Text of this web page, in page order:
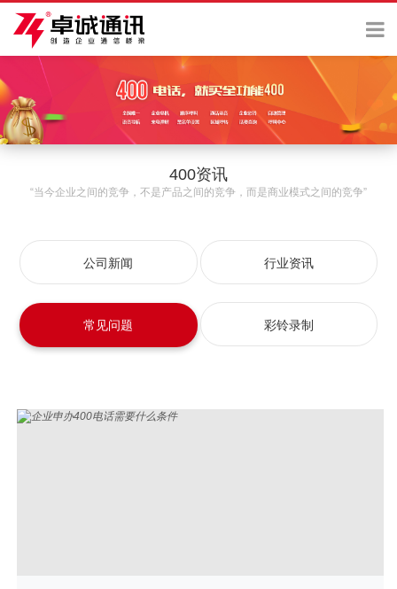
400资讯
“当今企业之间的竞争，不是产品之间的竞争，而是商业模式之间的竞争”
公司新闻 行业资讯
常见问题 彩铃录制